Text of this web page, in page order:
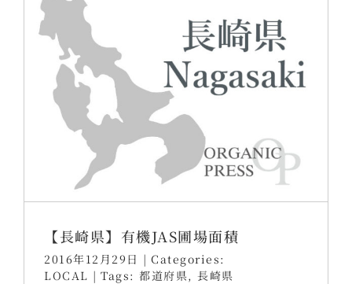
【長崎県】有機JAS圃場面積
2016年12月29日 | Categories:
LOCAL | Tags: 都道府県, 長崎県